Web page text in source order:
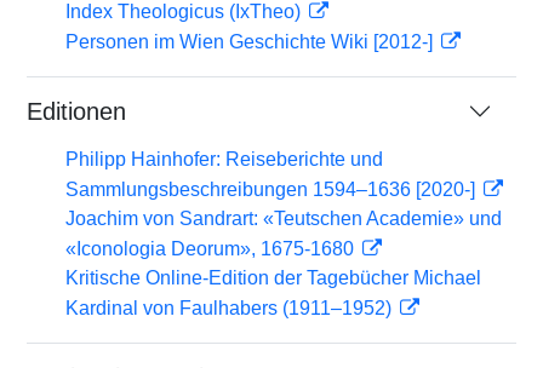
Index Theologicus (IxTheo)
Personen im Wien Geschichte Wiki [2012-]
Editionen
Philipp Hainhofer: Reiseberichte und
Sammlungsbeschreibungen 1594–1636 [2020-]
Joachim von Sandrart: «Teutschen Academie» und
«Iconologia Deorum», 1675-1680
Kritische Online-Edition der Tagebücher Michael
Kardinal von Faulhabers (1911–1952)